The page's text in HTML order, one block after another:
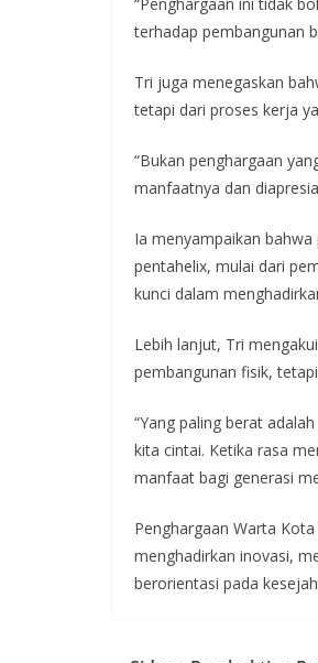
“Penghargaan ini tidak
terhadap pembangunan
Tri juga menegaskan
tetapi dari proses kerja
“Bukan penghargaan
manfaatnya dan
Ia menyampaikan
pentahelix, mulai dari
kunci dalam
Lebih lanjut, Tri
pembangunan fisik,
“Yang paling berat
kita cintai. Ketika rasa
manfaat bagi generasi
Penghargaan Warta
menghadirkan inovasi,
berorientasi pada